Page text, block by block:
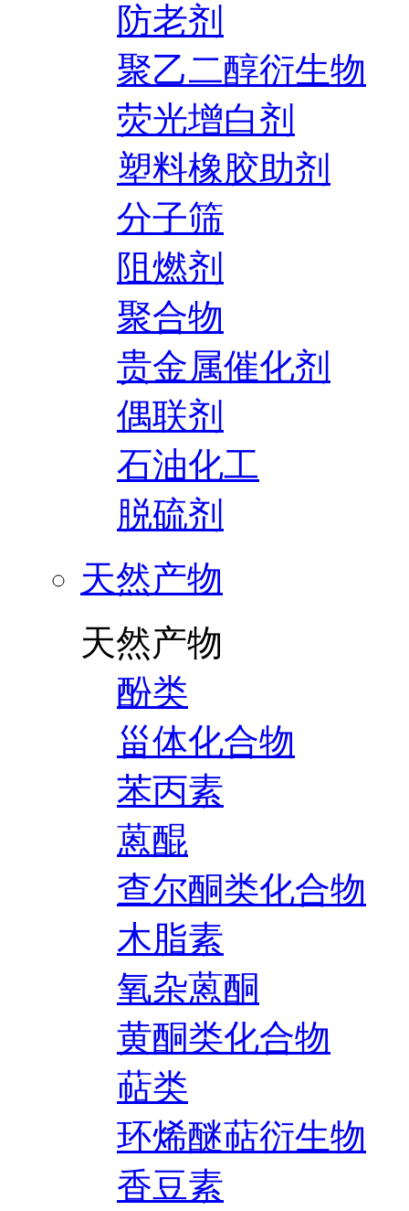
防老剂
聚乙二醇衍生物
荧光增白剂
塑料橡胶助剂
分子筛
阻燃剂
聚合物
贵金属催化剂
偶联剂
石油化工
脱硫剂
天然产物
天然产物
酚类
甾体化合物
苯丙素
蒽醌
查尔酮类化合物
木脂素
氧杂蒽酮
黄酮类化合物
萜类
环烯醚萜衍生物
香豆素